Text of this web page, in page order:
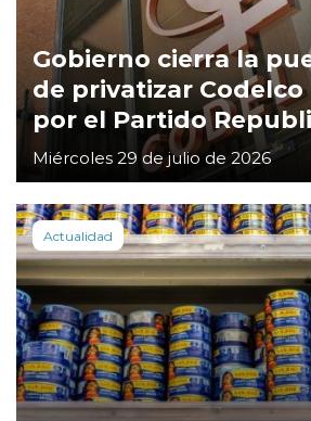
Gobierno cierra la
de privatizar
por el Partido
Miércoles 29 de julio de 2026
Actualidad